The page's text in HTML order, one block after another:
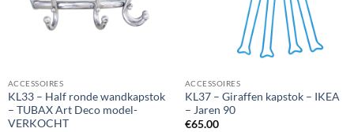
ACCESSOIRES
KL33 – Half ronde wandkapstok
– TUBAX Art Deco model-
VERKOCHT
ACCESSOIRES
KL37 – Giraffen kapstok – IKEA
– Jaren 90
€65.00